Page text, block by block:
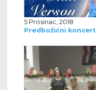
5 Prosinac, 2018
Predbožićni koncert